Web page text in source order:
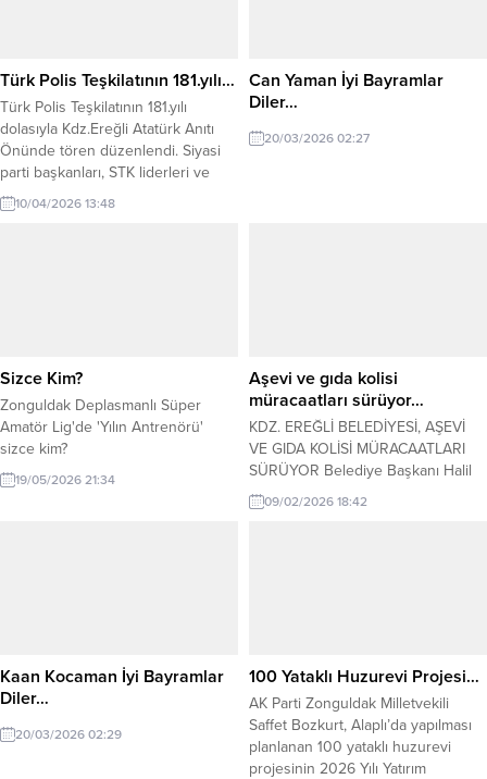
Türk Polis Teşkilatının 181.yılı…
Türk Polis Teşkilatının 181.yılı
dolasıyla Kdz.Ereğli Atatürk Anıtı
Önünde tören düzenlendi. Siyasi
parti başkanları, STK liderleri ve
basın mensuplarının katılımıyla
gerçekleşen törende Kdz.Ereğli
Temsilcileri, Kıymetli...
10/04/2026 13:48
Can Yaman İyi Bayramlar
Diler…
20/03/2026 02:27
Sizce Kim?
Zonguldak Deplasmanlı Süper
Amatör Lig'de 'Yılın Antrenörü'
sizce kim?
19/05/2026 21:34
Aşevi ve gıda kolisi
müracaatları sürüyor…
KDZ. EREĞLİ BELEDİYESİ, AŞEVİ
VE GIDA KOLİSİ MÜRACAATLARI
SÜRÜYOR Belediye Başkanı Halil
Posbıyık’ın talimatıyla Ramazan
ayında aşsız kimse kalmaması için
Sosyal Yardım İşleri Müdürü...
09/02/2026 18:42
Kaan Kocaman İyi Bayramlar
Diler…
20/03/2026 02:29
100 Yataklı Huzurevi Projesi…
AK Parti Zonguldak Milletvekili
Saffet Bozkurt, Alaplı’da yapılması
planlanan 100 yataklı huzurevi
projesinin 2026 Yılı Yatırım